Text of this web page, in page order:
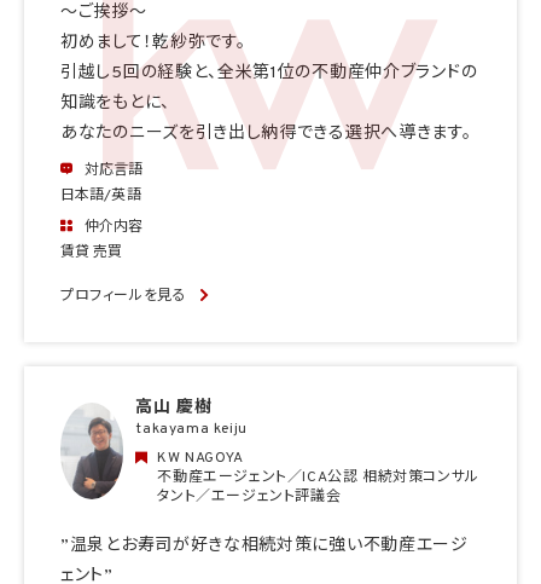
〜ご挨拶〜
初めまして！乾紗弥です。
引越し5回の経験と、全米第1位の不動産仲介ブランドの
知識をもとに、
あなたのニーズを引き出し納得できる選択へ導きます。
対応言語
日本語/英語
仲介内容
賃貸 売買
プロフィールを見る
高山 慶樹
takayama keiju
KW NAGOYA
不動産エージェント／ICA公認 相続対策コンサル
タント／エージェント評議会
”温泉とお寿司が好きな相続対策に強い不動産エージ
ェント”